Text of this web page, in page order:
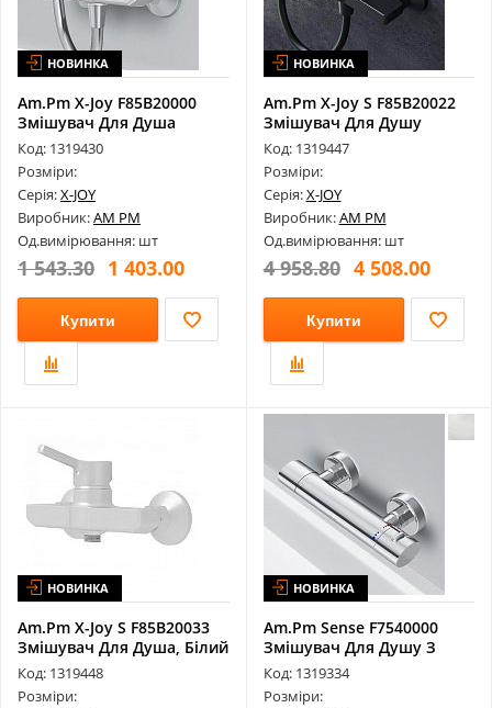
НОВИНКА
Am.Pm X-Joy F85B20000
Змішувач Для Душа
Код: 1319430
Розміри:
Серія:X-JOY
Виробник:AM PM
Од.вимірювання: шт
1 543.30 1 403.00
Купити
НОВИНКА
Am.Pm X-Joy S F85B20022
Змішувач Для Душу
Код: 1319447
Розміри:
Серія:X-JOY
Виробник:AM PM
Од.вимірювання: шт
4 958.80 4 508.00
Купити
НОВИНКА
Am.Pm X-Joy S F85B20033
Змішувач Для Душа, Білий
Код: 1319448
Розміри:
НОВИНКА
Am.Pm Sense F7540000
Змішувач Для Душу З
Термостатом
Код: 1319334
Розміри: